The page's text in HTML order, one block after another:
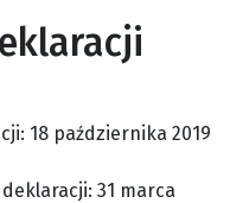
18 października 2019
31 marca